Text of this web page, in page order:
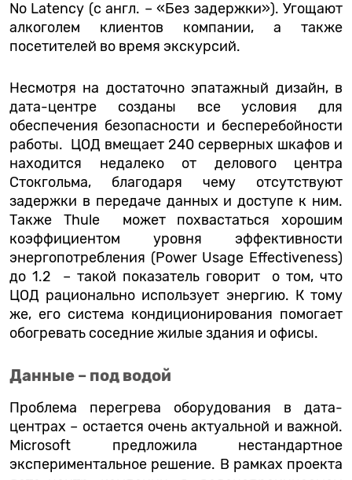
No Latency (с англ. – «Без задержки»). Угощают
алкоголем клиентов компании, а также
посетителей во время экскурсий.
Несмотря на достаточно эпатажный дизайн, в
дата-центре созданы все условия для
обеспечения безопасности и бесперебойности
работы. ЦОД вмещает 240 серверных шкафов и
находится недалеко от делового центра
Стокгольма, благодаря чему отсутствуют
задержки в передаче данных и доступе к ним.
Также Thule может похвастаться хорошим
коэффициентом уровня эффективности
энергопотребления (Power Usage Effectiveness)
до 1.2 – такой показатель говорит о том, что
ЦОД рационально использует энергию. К тому
же, его система кондиционирования помогает
обогревать соседние жилые здания и офисы.
Данные – под водой
Проблема перегрева оборудования в дата-
центрах – остается очень актуальной и важной.
Microsoft предложила нестандартное
экспериментальное решение. В рамках проекта